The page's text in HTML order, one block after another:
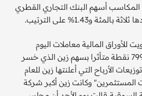
المكاسب أسهم البنك التجاري القطري
و1.43% على الترتيب.
المالية معاملات اليوم
منخفضا 0.6% عند 7994 نقطة متأثرا بسهم زين الذي خسر
الأرباح التي أعلنتها زين للعام
المستثمرين" وكانت زين أكبر شركة